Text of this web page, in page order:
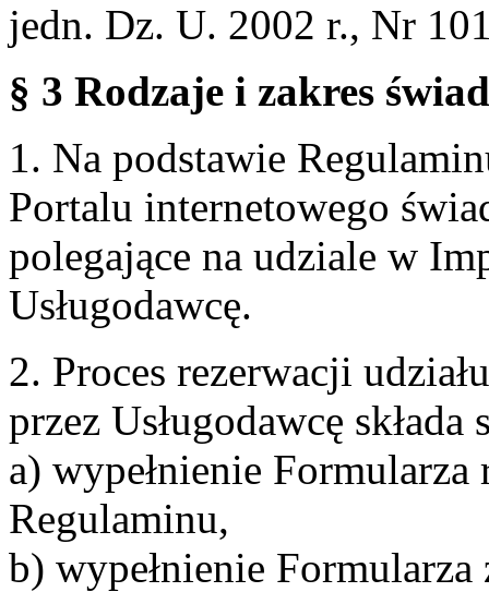
jedn. Dz. U. 2002 r., Nr
§ 3 Rodzaje i zakres
1. Na podstawie
Portalu internetowego
polegające na udziale w
Usługodawcę.
2. Proces rezerwacji
przez Usługodawcę
a) wypełnienie
Regulaminu,
b) wypełnienie Formularza